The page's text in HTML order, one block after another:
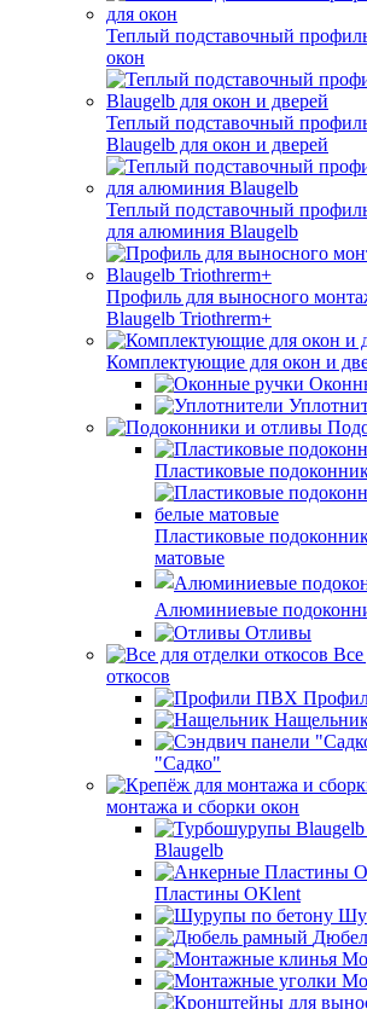
Теплый подставочный
окон
Теплый подставочный
Blaugelb для окон и дверей
Теплый подставочный
для алюминия Blaugelb
Профиль для выносного
Blaugelb Triothrerm+
Комплектующие для окон и
Пластиковые
Пластиковые
матовые
Алюминиевые
Отливы
Все
откосов
"Садко"
монтажа и сборки окон
Blaugelb
Пластины OKlent